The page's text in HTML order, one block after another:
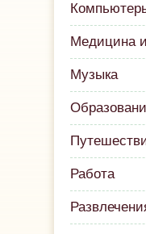
Медицина
Музыка
Работа